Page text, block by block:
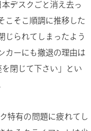
デスクごと消え去っ
こそこ順調に推移した
じられてしまったよう
カーにも撤退の理由は
閉じて下さい」とい
特有の問題に疲れてし